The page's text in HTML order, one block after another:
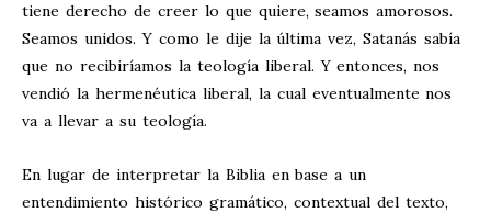
tiene derecho de creer lo que quiere, seamos amorosos.
Seamos unidos. Y como le dije la última vez, Satanás sabía
que no recibiríamos la teología liberal. Y entonces, nos
vendió la hermenéutica liberal, la cual eventualmente nos
va a llevar a su teología.
En lugar de interpretar la Biblia en base a un
entendimiento histórico gramático, contextual del texto,